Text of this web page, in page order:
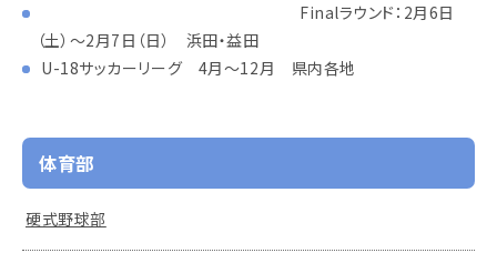
Finalラウンド：2月6日
（土）～2月7日（日） 浜田・益田
U-18サッカーリーグ 4月～12月 県内各地
体育部
硬式野球部